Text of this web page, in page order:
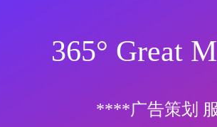
365° Great
****广告策划